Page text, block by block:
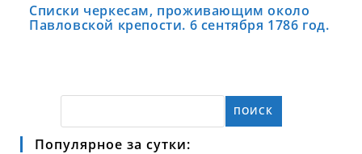
Списки черкесам, проживающим около
Павловской крепости. 6 сентября 1786 год.
ПОИСК
Популярное за сутки: